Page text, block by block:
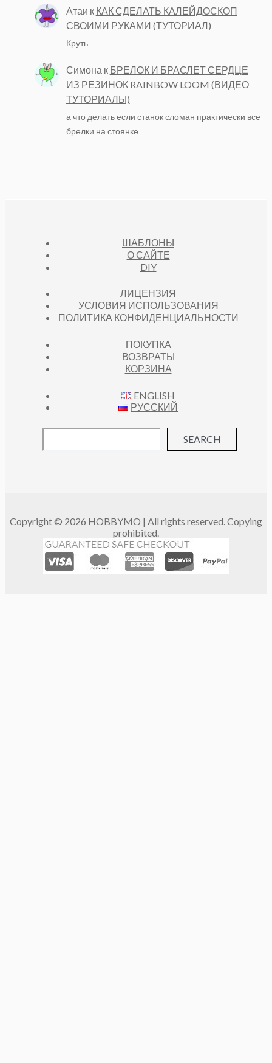
Атаи к КАК СДЕЛАТЬ КАЛЕЙДОСКОП
СВОИМИ РУКАМИ (ТУТОРИАЛ)
Круть
Симона к БРЕЛОК И БРАСЛЕТ СЕРДЦЕ
ИЗ РЕЗИНОК RAINBOW LOOM (ВИДЕО
ТУТОРИАЛЫ)
а что делать если станок сломан практически все
брелки на стоянке
ШАБЛОНЫ
О САЙТЕ
DIY
ЛИЦЕНЗИЯ
УСЛОВИЯ ИСПОЛЬЗОВАНИЯ
ПОЛИТИКА КОНФИДЕНЦИАЛЬНОСТИ
ПОКУПКА
ВОЗВРАТЫ
КОРЗИНА
ENGLISH
РУССКИЙ
SEARCH
Copyright © 2026 HOBBYMO | All rights reserved. Copying
prohibited.